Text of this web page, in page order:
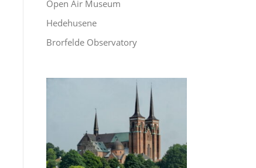
Open Air Museum
Hedehusene
Brorfelde Observatory